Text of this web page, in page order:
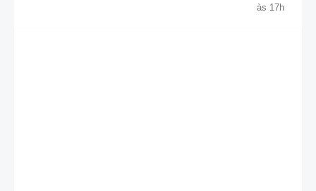
às 17h